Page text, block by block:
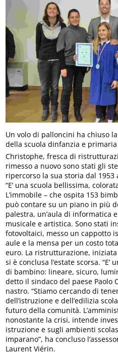
Un volo di palloncini ha chiuso
della scuola dinfanzia e
Christophe, fresca di
rimesso a nuovo sono stati gli
ripercorso la sua storia dal
“E’ una scuola bellissima,
L’immobile – che ospita 153
può contare su un piano in più
palestra, un’aula di informatica
musicale e artistica. Sono stati
fotovoltaici, messo un cappotto
aule e la mensa per un co­sto
euro. La ristrutturazione,
si è conclusa l’estate scorsa.
di bambino: lineare, sicuro,
detto il sindaco del paese Paolo
nastro. “Stiamo cercando di
dell’istruzione e dell’edilizia
futuro della comunità.
nonostante la crisi, intende
istruzione e sugli ambienti
imparano”, ha concluso
Laurent Viérin.